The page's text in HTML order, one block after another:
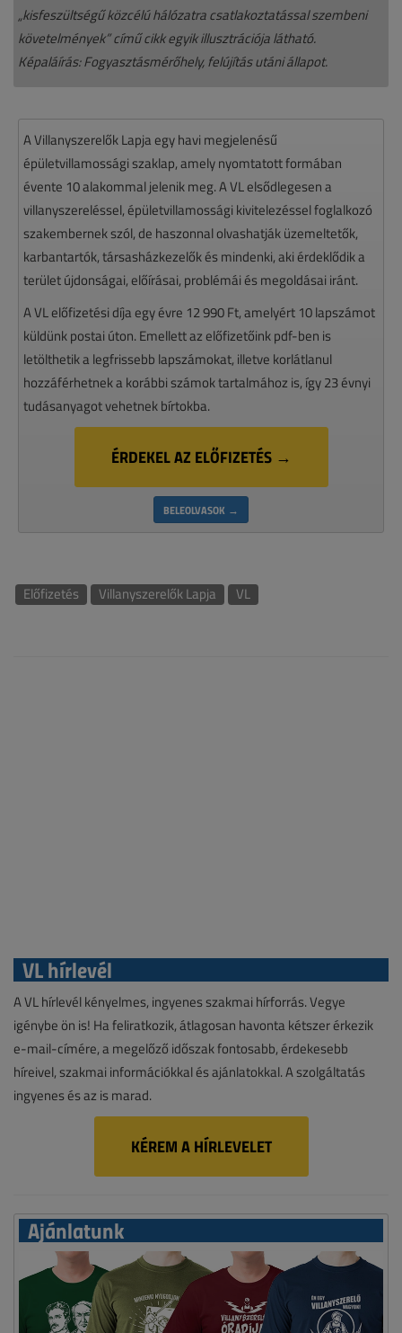
„kisfeszültségű közcélú hálózatra csatlakoztatással szembeni
követelmények” című cikk egyik illusztrációja látható.
Képaláírás: Fogyasztásmérőhely, felújítás utáni állapot.
A Villanyszerelők Lapja egy havi megjelenésű
épületvillamossági szaklap, amely nyomtatott formában
évente 10 alakommal jelenik meg. A VL elsődlegesen a
villanyszereléssel, épületvillamossági kivitelezéssel foglalkozó
szakembernek szól, de haszonnal olvashatják üzemeltetők,
karbantartók, társasházkezelők és mindenki, aki érdeklődik a
terület újdonságai, előírásai, problémái és megoldásai iránt.
A VL előfizetési díja egy évre 12 990 Ft, amelyért 10 lapszámot
küldünk postai úton. Emellett az előfizetőink pdf-ben is
letölthetik a legfrissebb lapszámokat, illetve korlátlanul
hozzáférhetnek a korábbi számok tartalmához is, így 23 évnyi
tudásanyagot vehetnek bírtokba.
ÉRDEKEL AZ ELŐFIZETÉS →
BELEOLVASOK →
Előfizetés Villanyszerelők Lapja VL
VL hírlevél
A VL hírlevél kényelmes, ingyenes szakmai hírforrás. Vegye
igénybe ön is! Ha feliratkozik, átlagosan havonta kétszer érkezik
e-mail-címére, a megelőző időszak fontosabb, érdekesebb
híreivel, szakmai információkkal és ajánlatokkal. A szolgáltatás
ingyenes és az is marad.
KÉREM A HÍRLEVELET
Ajánlatunk